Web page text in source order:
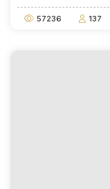
57236 137